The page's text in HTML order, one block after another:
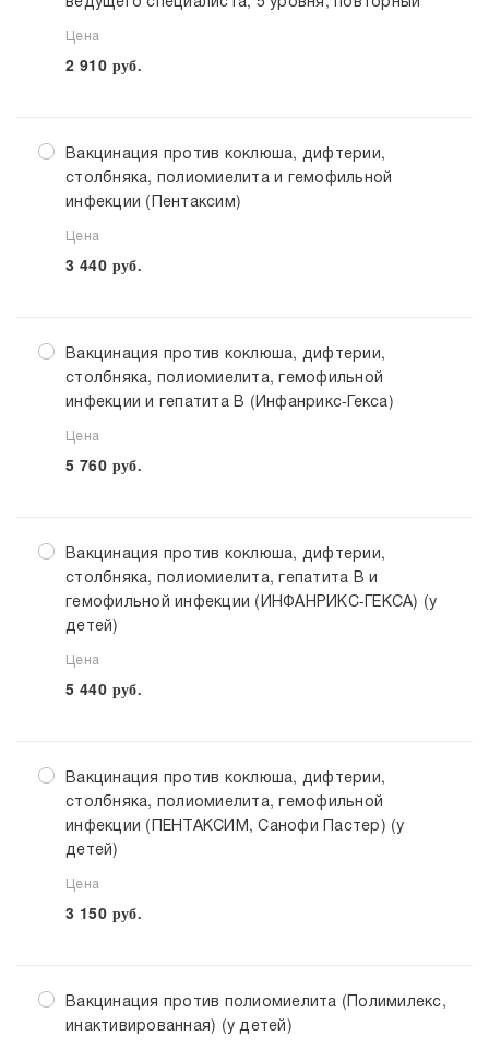
Цена
2 910 руб.
Вакцинация против коклюша, дифтерии,
столбняка, полиомиелита и гемофильной
инфекции (Пентаксим)
Цена
3 440 руб.
Вакцинация против коклюша, дифтерии,
столбняка, полиомиелита, гемофильной
инфекции и гепатита В (Инфанрикс-Гекса)
Цена
5 760 руб.
Вакцинация против коклюша, дифтерии,
столбняка, полиомиелита, гепатита В и
гемофильной инфекции (ИНФАНРИКС-ГЕКСА) (у
детей)
Цена
5 440 руб.
Вакцинация против коклюша, дифтерии,
столбняка, полиомиелита, гемофильной
инфекции (ПЕНТАКСИМ, Санофи Пастер) (у
детей)
Цена
3 150 руб.
Вакцинация против полиомиелита (Полимилекс,
инактивированная) (у детей)